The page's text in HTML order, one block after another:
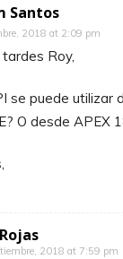
Santos
2018 at 2:09 pm
Roy,
se puede utilizar
O desde APEX
2018 at 7:59 pm